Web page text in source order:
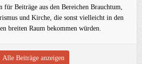
für Beiträge aus den Bereichen Brauchtum,
und Kirche, die sonst vielleicht in den
breiten Raum bekommen würden.
Alle Beiträge anzeigen